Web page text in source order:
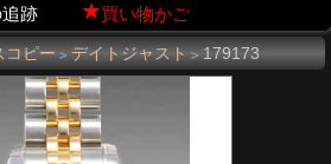
跡 買い物かご
コピー > デイトジャスト > 179173